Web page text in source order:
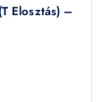
Elosztás) –